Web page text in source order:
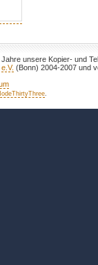
unsere Kopier- und
(Bonn) 2004-2007 und
.